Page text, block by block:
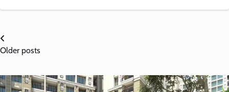
Posts
navigation
Older posts